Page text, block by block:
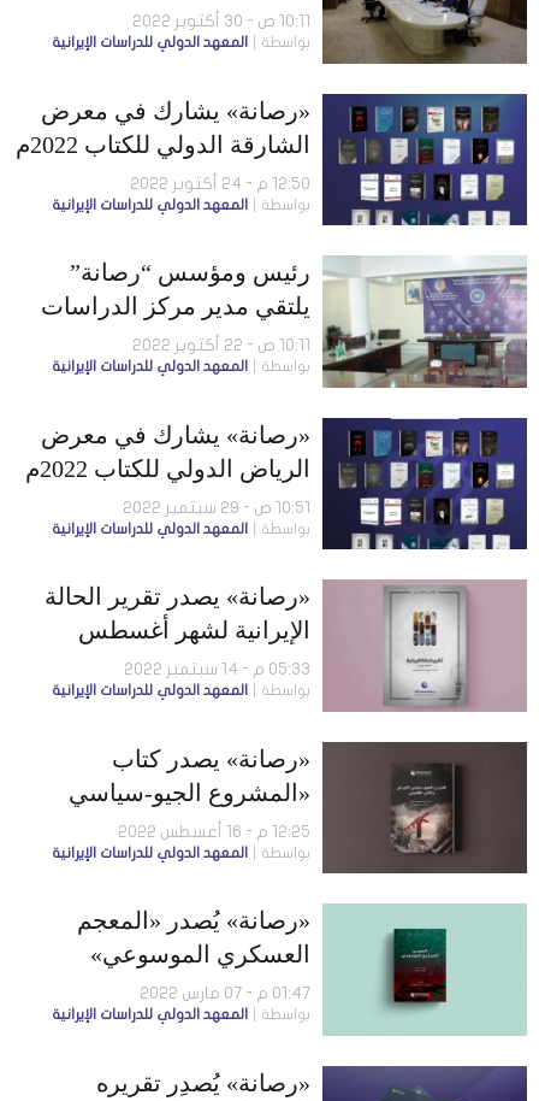
أوزباكستان
10:11 ص - 30 أكتوبر 2022
بواسطة المعهد الدولي للدراسات الإيرانية
«رصانة» يشارك في معرض
الشارقة الدولي للكتاب 2022م
12:50 م - 24 أكتوبر 2022
بواسطة المعهد الدولي للدراسات الإيرانية
رئيس ومؤسس “رصانة”
يلتقي مدير مركز الدراسات
الإستراتيجية الطاجيكي
10:11 ص - 22 أكتوبر 2022
بواسطة المعهد الدولي للدراسات الإيرانية
«رصانة» يشارك في معرض
الرياض الدولي للكتاب 2022م
10:51 ص - 29 سبتمبر 2022
بواسطة المعهد الدولي للدراسات الإيرانية
«رصانة» يصدر تقرير الحالة
الإيرانية لشهر أغسطس
2022م
05:33 م - 14 سبتمبر 2022
بواسطة المعهد الدولي للدراسات الإيرانية
«رصانة» يصدر كتاب
«المشروع الجيو-سياسي
الإيراني والأمن الإقليمي»
12:25 م - 16 أغسطس 2022
بواسطة المعهد الدولي للدراسات الإيرانية
«رصانة» يُصدر «المعجم
العسكري الموسوعي»
بالعربية والفارسية
01:47 م - 07 مارس 2022
بواسطة المعهد الدولي للدراسات الإيرانية
«رصانة» يُصدِر تقريره